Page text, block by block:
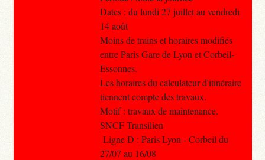
Dates : du lundi 27 juillet au vendredi
14 août
Moins de trains et horaires modifiés
entre Paris Gare de Lyon et Corbeil-
Essonnes.
Les horaires du calculateur d'itinéraire
tiennent compte des travaux.
Motif : travaux de maintenance.
SNCF Transilien
Ligne D : Paris Lyon - Corbeil du
27/07 au 16/08